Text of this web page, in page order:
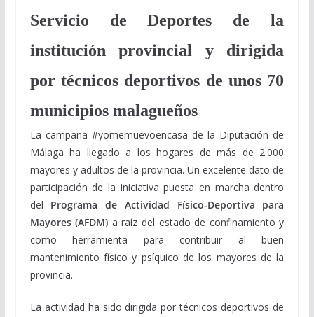
Servicio de Deportes de la
institución provincial y dirigida
por técnicos deportivos de unos 70
municipios malagueños
La campaña #yomemuevoencasa de la Diputación de
Málaga ha llegado a los hogares de más de 2.000
mayores y adultos de la provincia. Un excelente dato de
participación de la iniciativa puesta en marcha dentro
del Programa de Actividad Físico-Deportiva para
Mayores (AFDM) a raíz del estado de confinamiento y
como herramienta para contribuir al buen
mantenimiento físico y psíquico de los mayores de la
provincia.
La actividad ha sido dirigida por técnicos deportivos de